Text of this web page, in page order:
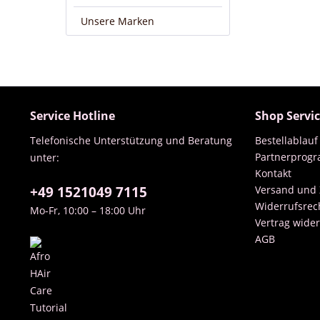
Unsere Marken
Service Hotline
Telefonische Unterstützung und Beratung
unter:
+49 1521049 7115
Mo-Fr, 10:00 – 18:00 Uhr
Shop
Bestellablauf
Kontakt
Versand
Vertrag
AGB